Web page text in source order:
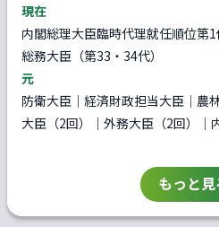
現在
内閣総理大臣臨時代理就任順位第
総務大臣（第33・34代）
元
防衛大臣｜経済財政担当大臣｜農
大臣（2回）｜外務大臣（2回）｜
もっと見